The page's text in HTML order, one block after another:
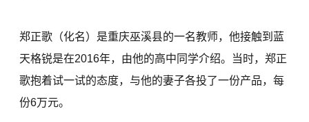
郑正歌（化名）是重庆巫溪县的一名教师，他接触到蓝
天格锐是在2016年，由他的高中同学介绍。当时，郑正
歌抱着试一试的态度，与他的妻子各投了一份产品，每
份6万元。